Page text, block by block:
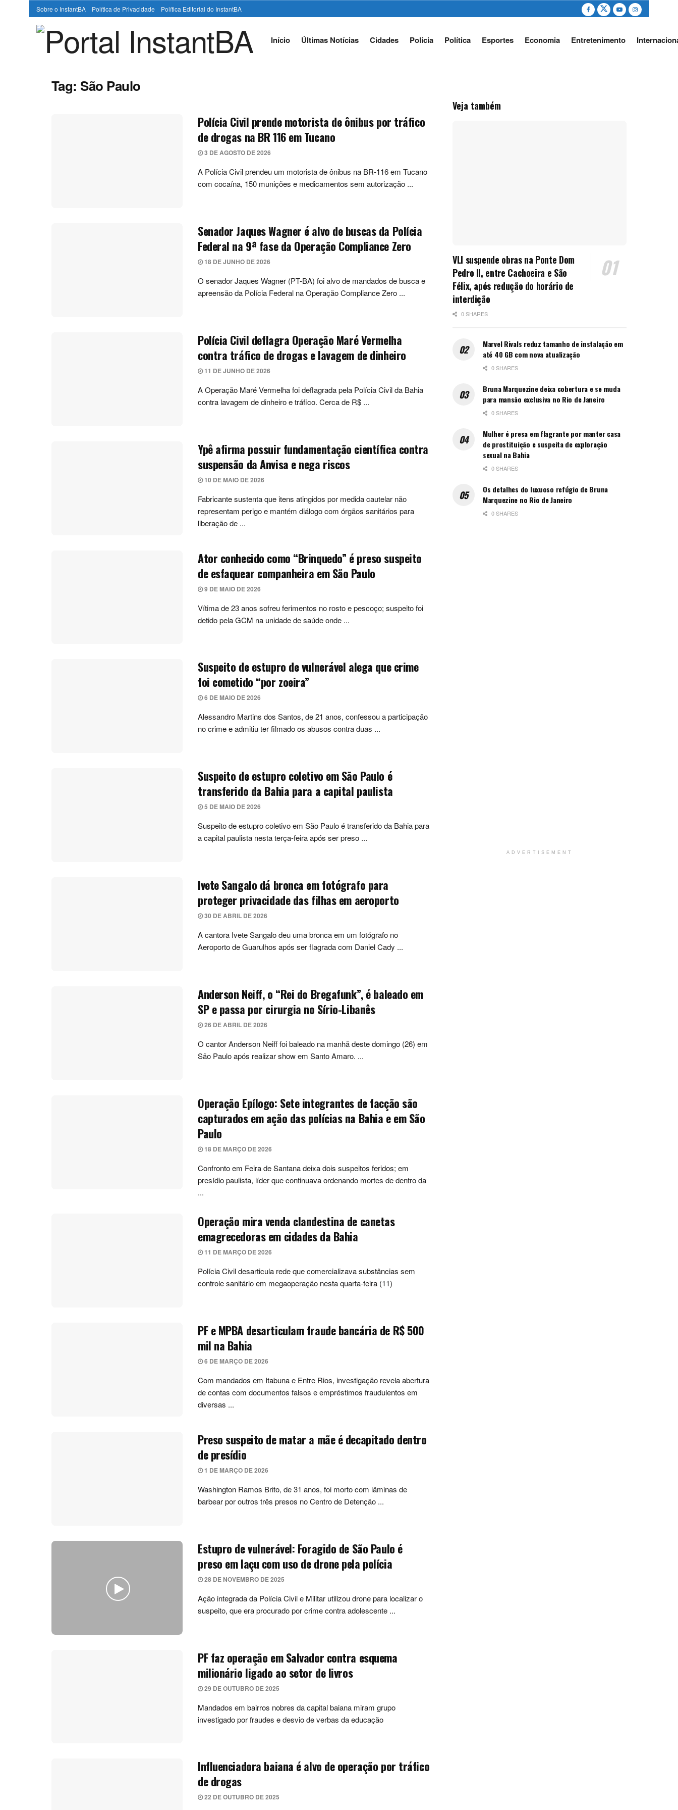
Sobre o InstantBA Política de Privacidade Política Editorial do InstantBA
Início Últimas Notícias Cidades Polícia Política Esportes Economia Entretenimento
Tag:São Paulo
Polícia Civil prende motorista de ônibus por tráfico
de drogas na BR 116 em Tucano
3 DE AGOSTO DE 2026
A Polícia Civil prendeu um motorista de ônibus na BR-116 em Tucano
com cocaína, 150 munições e medicamentos sem autorização ...
Senador Jaques Wagner é alvo de buscas da Polícia
Federal na 9ª fase da Operação Compliance Zero
18 DE JUNHO DE 2026
O senador Jaques Wagner (PT-BA) foi alvo de mandados de busca e
apreensão da Polícia Federal na Operação Compliance Zero ...
Polícia Civil deflagra Operação Maré Vermelha
contra tráfico de drogas e lavagem de dinheiro
11 DE JUNHO DE 2026
A Operação Maré Vermelha foi deflagrada pela Polícia Civil da Bahia
contra lavagem de dinheiro e tráfico. Cerca de R$ ...
Ypê afirma possuir fundamentação científica contra
suspensão da Anvisa e nega riscos
10 DE MAIO DE 2026
Fabricante sustenta que itens atingidos por medida cautelar não
representam perigo e mantém diálogo com órgãos sanitários para
liberação de ...
Ator conhecido como “Brinquedo” é preso suspeito
de esfaquear companheira em São Paulo
9 DE MAIO DE 2026
Vítima de 23 anos sofreu ferimentos no rosto e pescoço; suspeito foi
detido pela GCM na unidade de saúde onde ...
Suspeito de estupro de vulnerável alega que crime
foi cometido “por zoeira”
6 DE MAIO DE 2026
Alessandro Martins dos Santos, de 21 anos, confessou a participação
no crime e admitiu ter filmado os abusos contra duas ...
Suspeito de estupro coletivo em São Paulo é
transferido da Bahia para a capital paulista
5 DE MAIO DE 2026
Suspeito de estupro coletivo em São Paulo é transferido da Bahia para
a capital paulista nesta terça-feira após ser preso ...
Ivete Sangalo dá bronca em fotógrafo para
proteger privacidade das filhas em aeroporto
30 DE ABRIL DE 2026
A cantora Ivete Sangalo deu uma bronca em um fotógrafo no
Aeroporto de Guarulhos após ser flagrada com Daniel Cady ...
Anderson Neiff, o “Rei do Bregafunk”, é baleado em
SP e passa por cirurgia no Sírio-Libanês
26 DE ABRIL DE 2026
O cantor Anderson Neiff foi baleado na manhã deste domingo (26) em
São Paulo após realizar show em Santo Amaro. ...
Operação Epílogo: Sete integrantes de facção são
capturados em ação das polícias na Bahia e em São
Paulo
18 DE MARÇO DE 2026
Confronto em Feira de Santana deixa dois suspeitos feridos; em
presídio paulista, líder que continuava ordenando mortes de dentro da
...
Operação mira venda clandestina de canetas
emagrecedoras em cidades da Bahia
11 DE MARÇO DE 2026
Polícia Civil desarticula rede que comercializava substâncias sem
controle sanitário em megaoperação nesta quarta-feira (11)
PF e MPBA desarticulam fraude bancária de R$ 500
mil na Bahia
6 DE MARÇO DE 2026
Com mandados em Itabuna e Entre Rios, investigação revela abertura
de contas com documentos falsos e empréstimos fraudulentos em
diversas ...
Preso suspeito de matar a mãe é decapitado dentro
de presídio
1 DE MARÇO DE 2026
Washington Ramos Brito, de 31 anos, foi morto com lâminas de
barbear por outros três presos no Centro de Detenção ...
Estupro de vulnerável: Foragido de São Paulo é
preso em Iaçu com uso de drone pela polícia
28 DE NOVEMBRO DE 2025
Ação integrada da Polícia Civil e Militar utilizou drone para localizar o
suspeito, que era procurado por crime contra adolescente ...
PF faz operação em Salvador contra esquema
milionário ligado ao setor de livros
29 DE OUTUBRO DE 2025
Mandados em bairros nobres da capital baiana miram grupo
investigado por fraudes e desvio de verbas da educação
Influenciadora baiana é alvo de operação por tráfico
de drogas
22 DE OUTUBRO DE 2025
Veja também
VLI suspende obras na Ponte Dom
Pedro II, entre Cachoeira e São
Félix, após redução do horário de
interdição
0 SHARES
Marvel Rivals reduz tamanho de instalação em
até 40 GB com nova atualização
0 SHARES
Bruna Marquezine deixa cobertura e se muda
para mansão exclusiva no Rio de Janeiro
0 SHARES
Mulher é presa em flagrante por manter casa
de prostituição e suspeita de exploração
sexual na Bahia
0 SHARES
Os detalhes do luxuoso refúgio de Bruna
Marquezine no Rio de Janeiro
0 SHARES
ADVERTISEMENT